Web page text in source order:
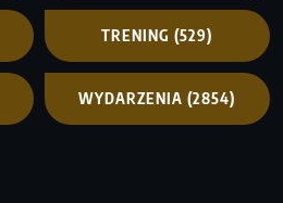
TRENING (529)
WYDARZENIA (2854)